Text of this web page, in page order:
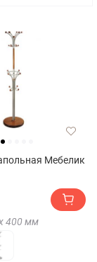
Мебелик
400 мм